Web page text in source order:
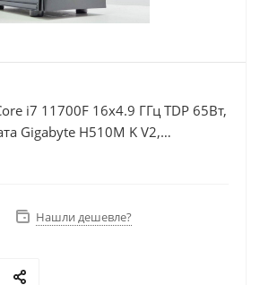
i7 11700F 16x4.9 ГГц TDP 65Вт,
Gigabyte H510M K V2,
8Гб, Память DDR4 64Gb,
Нашли дешевле?